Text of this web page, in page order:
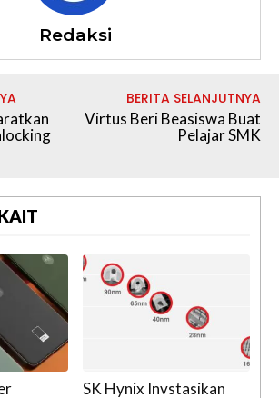
Redaksi
BERITA SELANJUTNYA
Virtus Beri Beasiswa Buat
Pelajar SMK
SK Hynix Invstasikan